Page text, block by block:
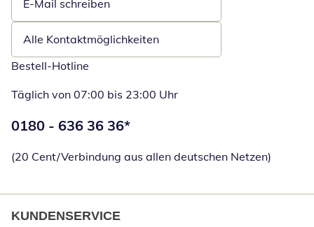
E-Mail schreiben
Öffnet E-Mail-Client
Alle Kontaktmöglichkeiten
Bestell-Hotline
Täglich von 07:00 bis 23:00 Uhr
Telefonnummer:
0180 - 636 36 36*
(20 Cent/Verbindung aus allen deutschen Netzen)
KUNDENSERVICE